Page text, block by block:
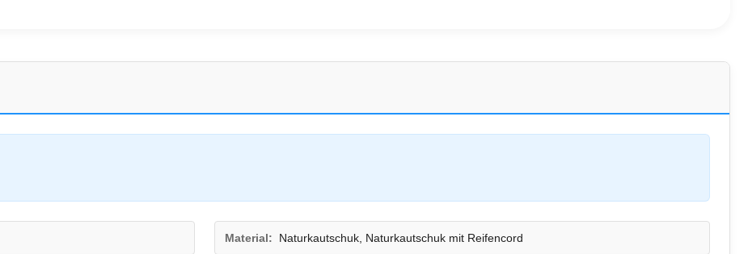
Material: Naturkautschuk, Naturkautschuk mit Reifencord